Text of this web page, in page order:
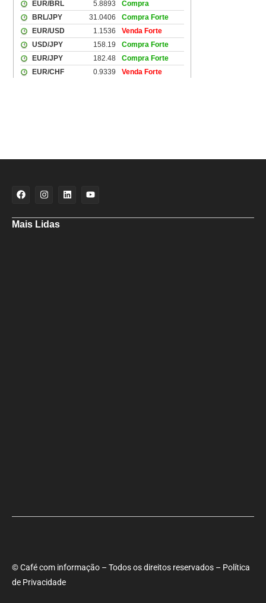
Mais Lidas
© Café com informação – Todos os direitos reservados – Política
de Privacidade